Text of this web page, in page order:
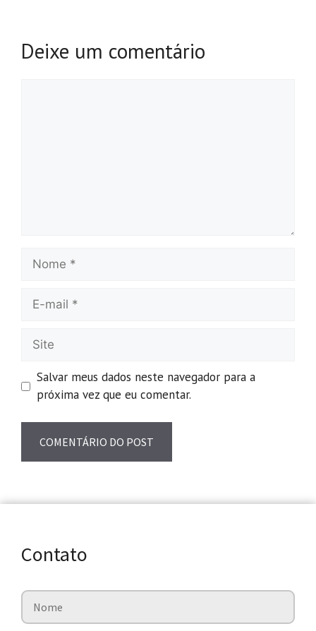
Deixe um comentário
Salvar meus dados neste navegador para a
próxima vez que eu comentar.
Contato